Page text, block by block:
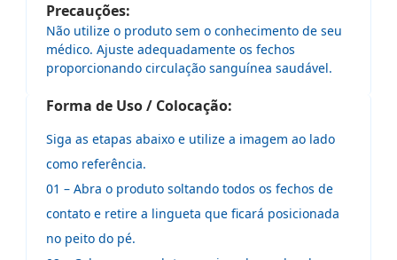
Precauções:
Não utilize o produto sem o conhecimento de seu
médico. Ajuste adequadamente os fechos
proporcionando circulação sanguínea saudável.
Forma de Uso / Colocação:
Siga as etapas abaixo e utilize a imagem ao lado
como referência.
01 – Abra o produto soltando todos os fechos de
contato e retire a lingueta que ficará posicionada
no peito do pé.